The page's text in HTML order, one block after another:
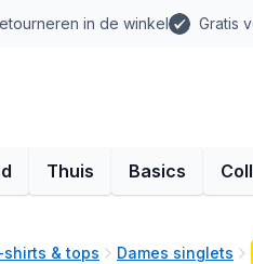
in de winkel Gratis
Thuis Basics
shirts & tops Dames singlets